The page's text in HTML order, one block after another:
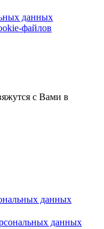
данных
файлов
с Вами в
данных
данных